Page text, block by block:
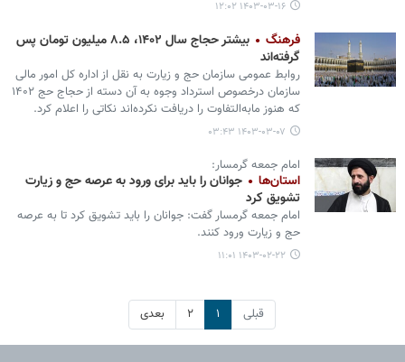
۱۴۰۳-۰۳-۱۶ ۱۲:۰۲
فرهنگ
بیشتر حجاج سال ۱۴۰۲، ۸.۵ میلیون تومان پس
گرفته‌اند
روابط عمومی سازمان حج و زیارت به نقل از اداره کل امور مالی
سازمان درخصوص استرداد وجوه به آن دسته از حجاج حج ۱۴۰۲
که هنوز مابه‌التفاوت را دریافت نکرده‌اند نکاتی را اعلام کرد.
۱۴۰۳-۰۳-۰۷ ۰۳:۴۳
امام جمعه گرمسار:
استان‌ها
جوانان را باید برای ورود به عرصه حج و زیارت
تشویق کرد
امام جمعه گرمسار گفت: جوانان را باید تشویق کرد تا به عرصه
حج و زیارت ورود کنند.
۱۴۰۳-۰۲-۲۲ ۱۱:۰۱
قبلی ۱ ۲ بعدی